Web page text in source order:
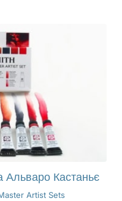
Альваро Кастаньє
Artist Sets